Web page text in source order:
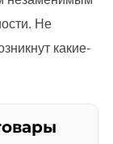
Не
какие-